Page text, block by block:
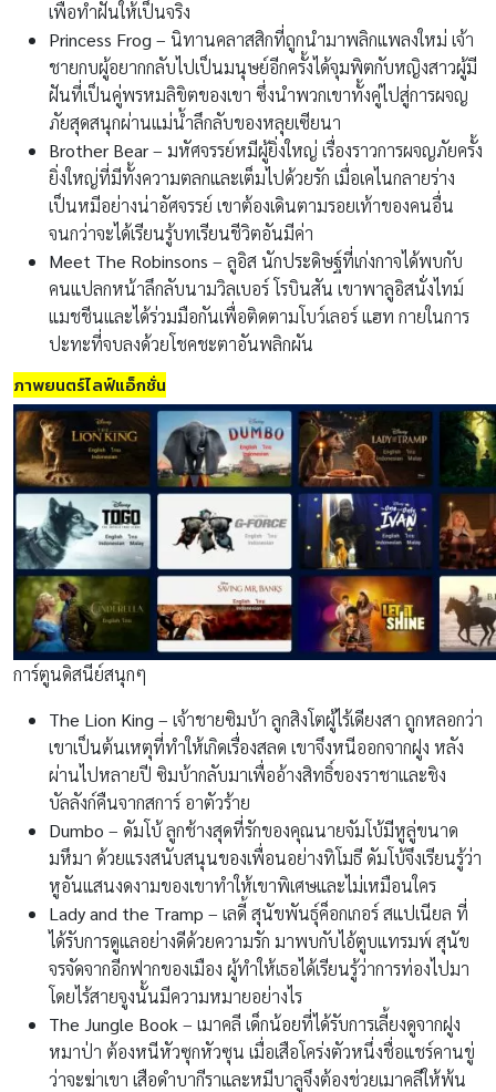
เพื่อทำฝันให้เป็นจริง
Princess Frog – นิทานคลาสสิกที่ถูกนำมาพลิกแพลงใหม่ เจ้า
ชายกบผู้อยากกลับไปเป็นมนุษย์อีกครั้งได้จุมพิตกับหญิงสาวผู้มี
ฝันที่เป็นคู่พรหมลิขิตของเขา ซึ่งนำพวกเขาทั้งคู่ไปสู่การผจญ
ภัยสุดสนุกผ่านแม่น้ำลึกลับของหลุยเซียนา
Brother Bear– มหัศจรรย์หมีผู้ยิ่งใหญ่ เรื่องราวการผจญภัยครั้ง
ยิ่งใหญ่ที่มีทั้งความตลกและเต็มไปด้วยรัก เมื่อเคไนกลายร่าง
เป็นหมีอย่างน่าอัศจรรย์ เขาต้องเดินตามรอยเท้าของคนอื่น
จนกว่าจะได้เรียนรู้บทเรียนชีวิตอันมีค่า
Meet The Robinsons – ลูอิส นักประดิษฐ์ที่เก่งกาจได้พบกับ
คนแปลกหน้าลึกลับนามวิลเบอร์ โรบินสัน เขาพาลูอิสนั่งไทม์
แมชชีนและได้ร่วมมือกันเพื่อติดตามโบว์เลอร์ แฮท กายในการ
ปะทะที่จบลงด้วยโชคชะตาอันพลิกผัน
ภาพยนตร์ไลฟ์แอ็กชั่น
การ์ตูนดิสนีย์สนุกๆ
The Lion King – เจ้าชายซิมบ้า ลูกสิงโตผู้ไร้เดียงสา ถูกหลอกว่า
เขาเป็นต้นเหตุที่ทำให้เกิดเรื่องสลด เขาจึงหนีออกจากฝูง หลัง
ผ่านไปหลายปี ซิมบ้ากลับมาเพื่ออ้างสิทธิ์ของราชาและชิง
บัลลังก์คืนจากสการ์ อาตัวร้าย
Dumbo – ดัมโบ้ ลูกช้างสุดที่รักของคุณนายจัมโบ้มีหูลู่ขนาด
มหึมา ด้วยแรงสนับสนุนของเพื่อนอย่างทิโมธี ดัมโบ้จึงเรียนรู้ว่า
หูอันแสนงดงามของเขาทำให้เขาพิเศษและไม่เหมือนใคร
Lady and the Tramp – เลดี้ สุนัขพันธุ์ค็อกเกอร์ สแปเนียล ที่
ได้รับการดูแลอย่างดีด้วยความรัก มาพบกับไอ้ตูบแทรมพ์ สุนัข
จรจัดจากอีกฟากของเมือง ผู้ทำให้เธอได้เรียนรู้ว่าการท่องไปมา
โดยไร้สายจูงนั้นมีความหมายอย่างไร
The Jungle Book– เมาคลี เด็กน้อยที่ได้รับการเลี้ยงดูจากฝูง
หมาป่า ต้องหนีหัวซุกหัวซุน เมื่อเสือโคร่งตัวหนึ่งชื่อแชร์คานขู่
ว่าจะฆ่าเขา เสือดำบากีราและหมีบาลูจึงต้องช่วยเมาคลีให้พ้น